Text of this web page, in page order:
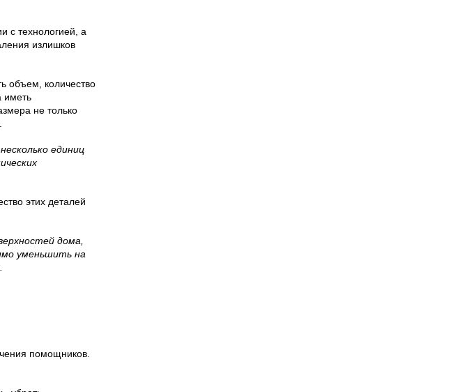
с технологией, а
излишков
объем, количество
иметь
не только
единиц
этих деталей
дома,
уменьшить на
помощников.